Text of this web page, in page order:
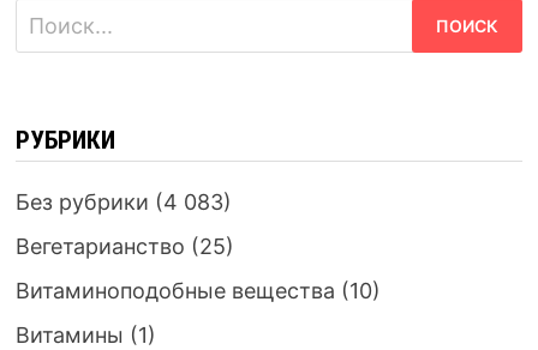
Найти:
РУБРИКИ
Без рубрики (4 083)
Вегетарианство (25)
Витаминоподобные вещества (10)
Витамины (1)